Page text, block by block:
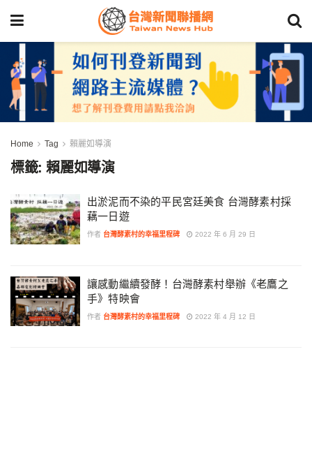
Home Tag 賴麗如導演
標籤:賴麗如導演
出淤泥而不染的平民宮廷美食 台灣酵素村採
藕一日遊
作者 台灣酵素村的幸福里程碑 2022 年 6 月 29 日
讓感動繼續發酵！台灣酵素村舉辦《老鷹之
手》特映會
作者 台灣酵素村的幸福里程碑 2022 年 4 月 12 日